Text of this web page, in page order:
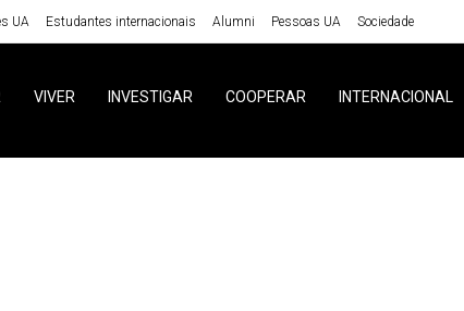
UA Estudantes internacionais Alumni Pessoas UA Sociedade
VIVER INVESTIGAR COOPERAR INTERNACIONAL